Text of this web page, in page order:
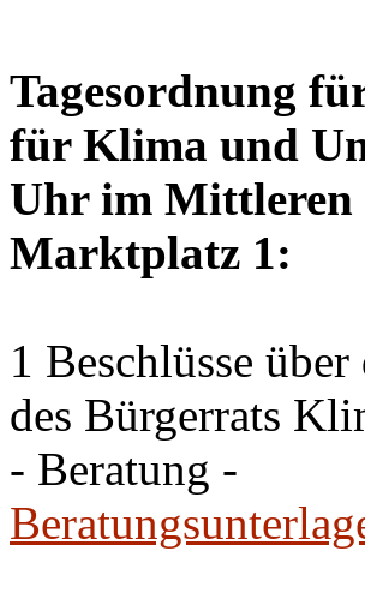
Tagesordnung
für Klima und
Uhr im Mittleren
Marktplatz 1:
1 Beschlüsse
des Bürgerrats
- Beratung -